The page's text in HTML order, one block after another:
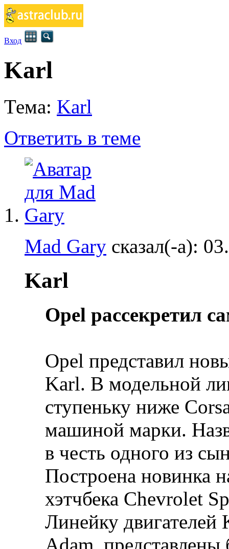
Вход
Karl
Тема: Karl
Ответить в теме
Mad Gary сказал(-а):
Karl
Opel рассекретил
Opel представил
Karl. В модельной
ступеньку ниже
машиной марки.
в честь одного из
Построена новинка
хэтчбека Chevrolеt
Линейку двигателей
Adam, представлены